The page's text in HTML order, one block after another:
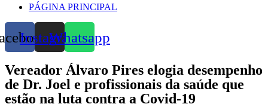
PÁGINA PRINCIPAL
InstagramWhatsapp
Vereador Álvaro Pires elogia desempenho
de Dr. Joel e profissionais da saúde que
estão na luta contra a Covid-19